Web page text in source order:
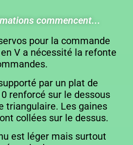
commencent...
pour la commande
en V a nécessité la refonte
par un plat de
renforcé sur le dessous
triangulaire. Les gaines
collées sur le dessus.
est léger mais surtout